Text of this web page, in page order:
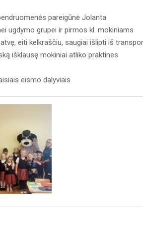
pareigūnė Jolanta
ugdymo grupei ir pirmos kl. mokiniams
eiti kelkraščiu, saugiai išlipti iš
išklausę mokiniai atliko praktines
eismo dalyviais.